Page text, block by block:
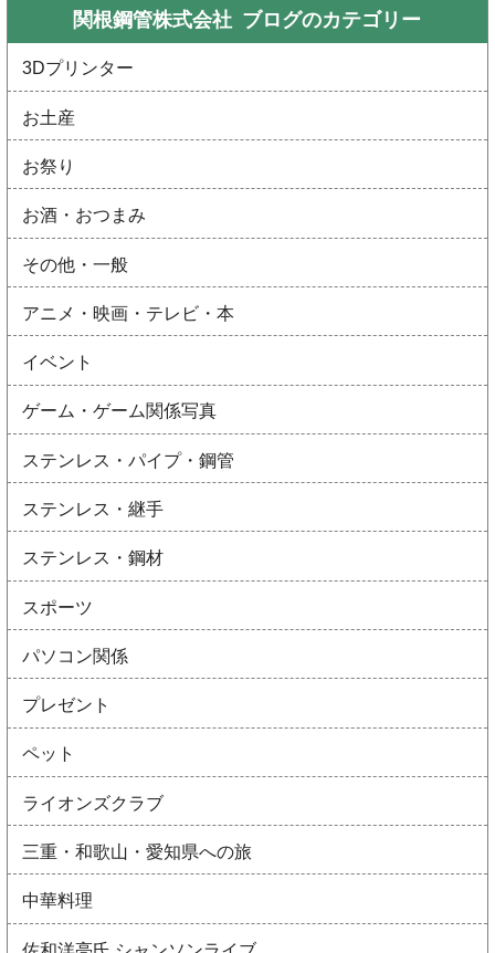
関根鋼管株式会社 ブログのカテゴリー
3Dプリンター
お土産
お祭り
お酒・おつまみ
その他・一般
アニメ・映画・テレビ・本
イベント
ゲーム・ゲーム関係写真
ステンレス・パイプ・鋼管
ステンレス・継手
ステンレス・鋼材
スポーツ
パソコン関係
プレゼント
ペット
ライオンズクラブ
三重・和歌山・愛知県への旅
中華料理